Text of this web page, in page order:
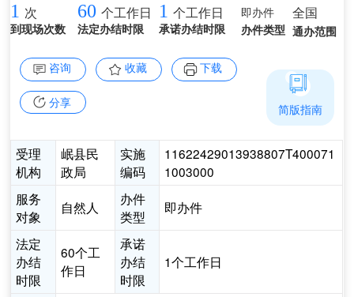
1 次
到现场次数
60 个工作日
法定办结时限
1 个工作日
承诺办结时限
即办件
办件类型
全国
通办范围
咨询 收藏 下载
分享
受理
机构
岷县民
政局
实施
编码
11622429013938807T400071
1003000
服务
对象
自然人
办件
类型
即办件
法定
办结
时限
60个工
作日
承诺
办结
时限
1个工作日
简版指南